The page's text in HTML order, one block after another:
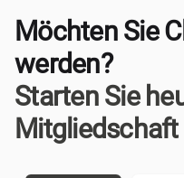
Möchten Sie
werden?
Starten Sie
Mitgliedschaft